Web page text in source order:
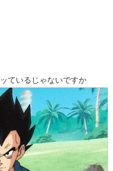
ッているじゃないですか